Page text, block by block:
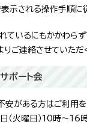
示される操作手順に
れているにもかかわら
ご連絡させていただ
ポート会
安がある方はご利用を
（火曜日）10時～16